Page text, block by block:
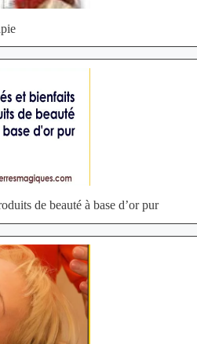
de beauté à base d’or pur